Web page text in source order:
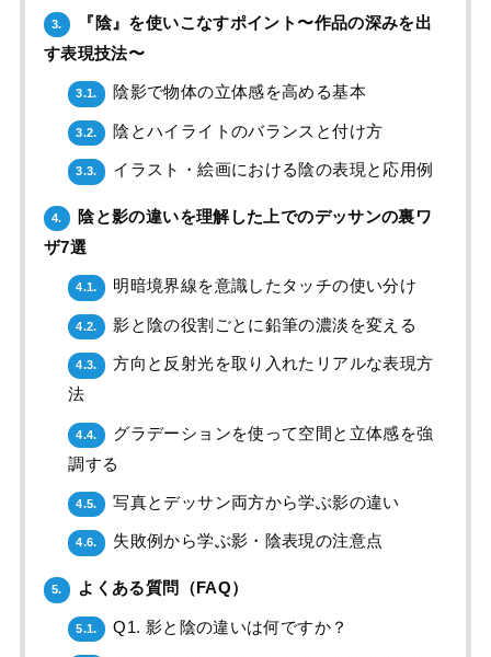
3.
『陰』を使いこなすポイント〜作品の深みを出
す表現技法〜
3.1. 陰影で物体の立体感を高める基本
3.2. 陰とハイライトのバランスと付け方
3.3. イラスト・絵画における陰の表現と応用例
4.
陰と影の違いを理解した上でのデッサンの裏ワ
ザ7選
4.1. 明暗境界線を意識したタッチの使い分け
4.2. 影と陰の役割ごとに鉛筆の濃淡を変える
4.3.
方向と反射光を取り入れたリアルな表現方
法
4.4.
グラデーションを使って空間と立体感を強
調する
4.5. 写真とデッサン両方から学ぶ影の違い
4.6. 失敗例から学ぶ影・陰表現の注意点
5. よくある質問（FAQ）
5.1. Q1. 影と陰の違いは何ですか？